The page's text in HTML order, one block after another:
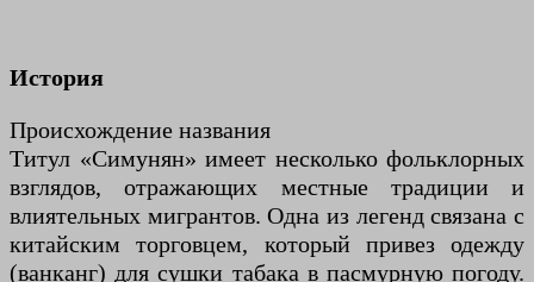
История
Происхождение названия
Титул «Симунян» имеет несколько фольклорных
взглядов, отражающих местные традиции и
влиятельных мигрантов. Одна из легенд связана с
китайским торговцем, который привез одежду
(ванканг) для сушки табака в пасмурную погоду.